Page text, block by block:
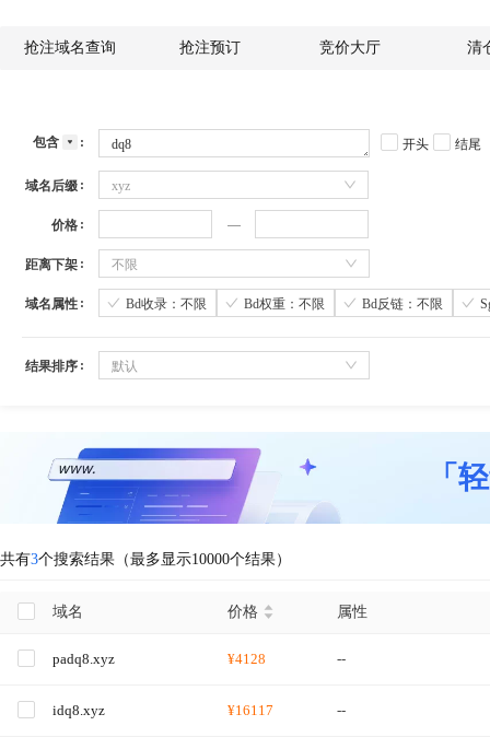
抢注域名查询 抢注预订 竞价大厅 清
包含 开头 结尾
域名后缀 xyz
价格
距离下架 不限
域名属性 Bd收录：不限 Bd权重：不限 Bd反链：不限
结果排序 默认
「
共有3个搜索结果（最多显示10000个结果）
域名 价格 属性
padq8.xyz ¥4128 --
idq8.xyz ¥16117 --